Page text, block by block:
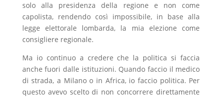
solo alla presidenza della regione e non come
capolista, rendendo così impossibile, in base alla
legge elettorale lombarda, la mia elezione come
consigliere regionale.
Ma io continuo a credere che la politica si faccia
anche fuori dalle istituzioni. Quando faccio il medico
di strada, a Milano o in Africa, io faccio politica. Per
questo avevo scelto di non concorrere direttamente